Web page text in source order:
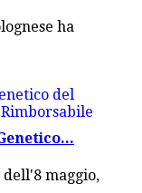
ha
maggio,